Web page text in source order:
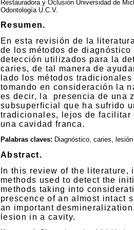
Restauradora y Oclusión Universidad de
Odontología U.C.V.
Resumen.
En esta revisión de la
de los métodos de
detección utilizados para la
caries, de tal manera de
lado los métodos
tomando en consideración la
es decir, la
presencia de una
subsuperficial que ha sufrido
tradicionales, lejos de facilitar
una cavidad franca.
Palabras claves: Diagnóstico, caries,
Abstract.
In this review of the
methods used to detect the
methods taking into
prescence of an almost intact
an important
lesion in a cavity.